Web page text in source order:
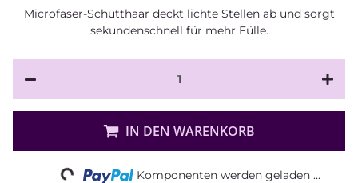
Microfaser-Schütthaar deckt lichte Stellen ab und sorgt
sekundenschnell für mehr Fülle.
IN DEN WARENKORB
Loading... Komponenten werden geladen ...